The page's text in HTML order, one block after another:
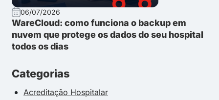
06/07/2026
WareCloud: como funciona o backup em
nuvem que protege os dados do seu hospital
todos os dias
Categorias
Acreditação Hospitalar